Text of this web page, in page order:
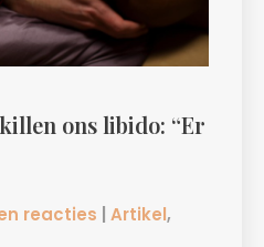
ons libido: “Er
reacties Artikel,